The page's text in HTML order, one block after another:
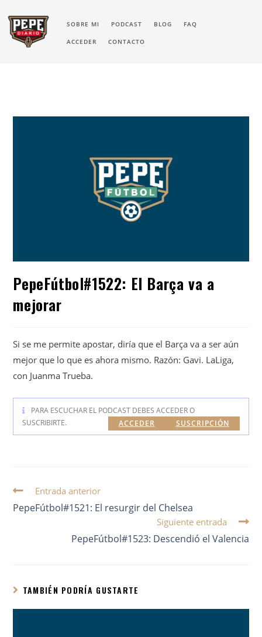
SOBRE MI PODCAST BLOG FAQ
ACCEDER CONTACTO
PepeFútbol#1522: El Barça va a
mejorar
Si se me permite apostar, diría que el Barça va a ser aún
mejor que lo que es ahora mismo. Razón: Gavi. LaLiga,
con Juanma Trueba.
PARA ESCUCHAR EL PODCAST DEBES ACCEDER O
SUSCRIBIRTE.
SUSCRIPCIÓN
ACCEDER
Entrada anterior
PepeFútbol#1521: El resurgir del Chelsea
Siguiente entrada
PepeFútbol#1523: Descendió el Valencia
TAMBIÉN PODRÍA GUSTARTE